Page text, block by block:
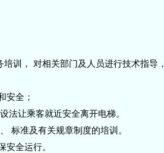
训， 对相关部门及人员进行技术指导
安全；
让乘客就近安全离开电梯。
标准及有关规章制度的培训。
全运行。